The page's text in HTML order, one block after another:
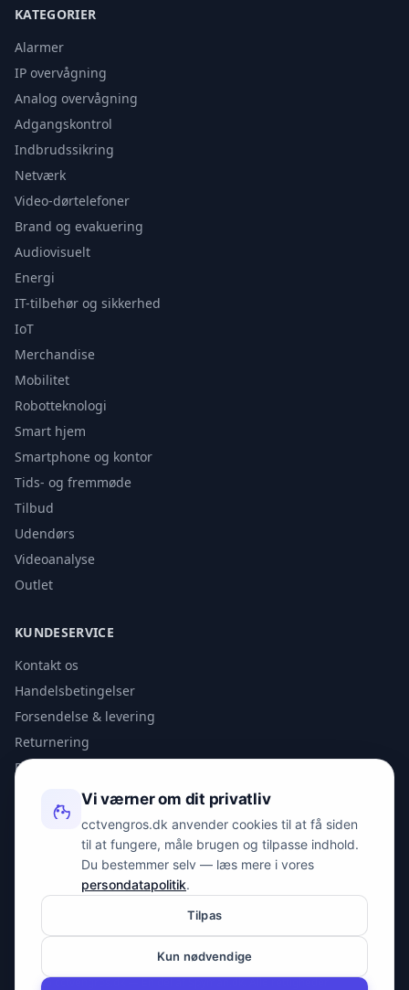
KATEGORIER
Alarmer
IP overvågning
Analog overvågning
Adgangskontrol
Indbrudssikring
Netværk
Video-dørtelefoner
Brand og evakuering
Audiovisuelt
Energi
IT-tilbehør og sikkerhed
IoT
Merchandise
Mobilitet
Robotteknologi
Smart hjem
Smartphone og kontor
Tids- og fremmøde
Tilbud
Udendørs
Videoanalyse
Outlet
KUNDESERVICE
Kontakt os
Handelsbetingelser
Forsendelse & levering
Returnering
Privatlivspolitik
KONTAKT
info@spyman.dk
Peter Bangs Vej 153, 2000 Frederiksberg
© 2026 cctvengros.dk — En del af Spyman.dk. Alle rettigheder
Vi værner om dit privatliv
cctvengros.dk anvender cookies til at få siden
til at fungere, måle brugen og tilpasse indhold.
Du bestemmer selv — læs mere i vores
persondatapolitik.
Tilpas
Kun nødvendige